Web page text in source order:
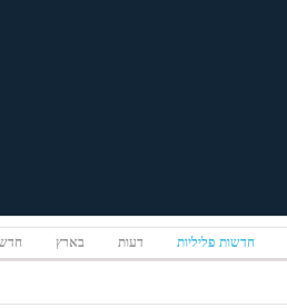
חדשות פליליות דעות בארץ